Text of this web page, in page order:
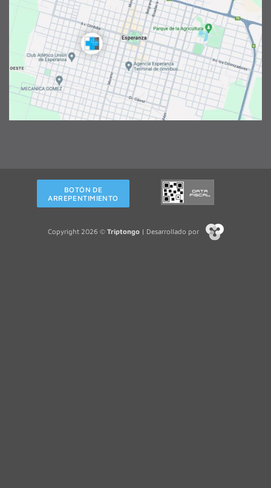
BOTÓN DE
ARREPENTIMIENTO
Copyright 2026 © Triptongo| Desarrollado por